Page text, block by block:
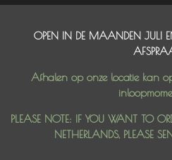
OPEN IN DE MAANDEN JULI
Afhalen op onze locatie kan
PLEASE NOTE: IF YOU WANT TO
NETHERLANDS, PLEASE